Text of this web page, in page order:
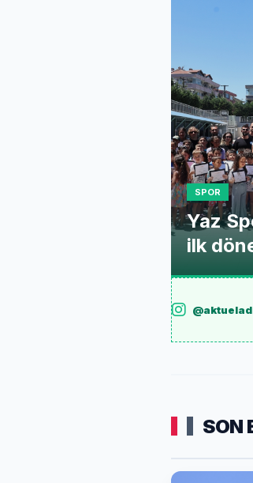
SPOR
Yaz
ilk
SON